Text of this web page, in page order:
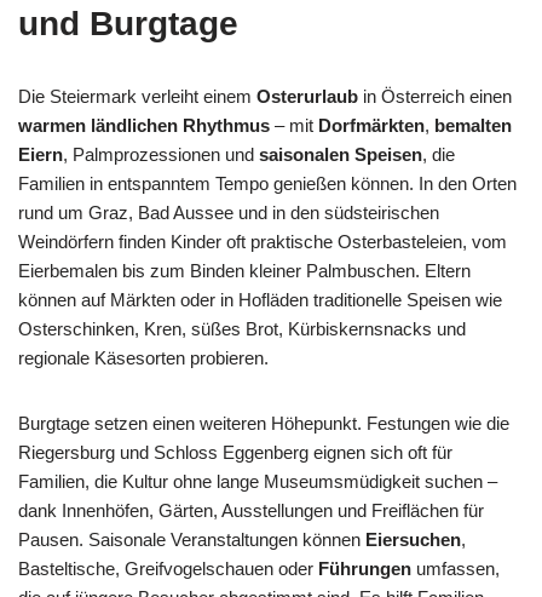
und Burgtage
Die Steiermark verleiht einem Osterurlaub in Österreich einen
warmen ländlichen Rhythmus – mit Dorfmärkten, bemalten
Eiern, Palmprozessionen und saisonalen Speisen, die
Familien in entspanntem Tempo genießen können. In den Orten
rund um Graz, Bad Aussee und in den südsteirischen
Weindörfern finden Kinder oft praktische Osterbasteleien, vom
Eierbemalen bis zum Binden kleiner Palmbuschen. Eltern
können auf Märkten oder in Hofläden traditionelle Speisen wie
Osterschinken, Kren, süßes Brot, Kürbiskernsnacks und
regionale Käsesorten probieren.
Burgtage setzen einen weiteren Höhepunkt. Festungen wie die
Riegersburg und Schloss Eggenberg eignen sich oft für
Familien, die Kultur ohne lange Museumsmüdigkeit suchen –
dank Innenhöfen, Gärten, Ausstellungen und Freiflächen für
Pausen. Saisonale Veranstaltungen können Eiersuchen,
Basteltische, Greifvogelschauen oder Führungen umfassen,